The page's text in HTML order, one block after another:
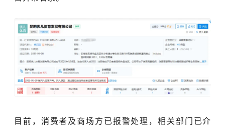
目前，消费者及商场方已报警处理，相关部门已介